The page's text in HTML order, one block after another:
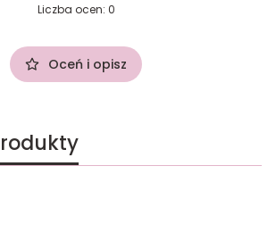
Liczba ocen: 0
Oceń i opisz